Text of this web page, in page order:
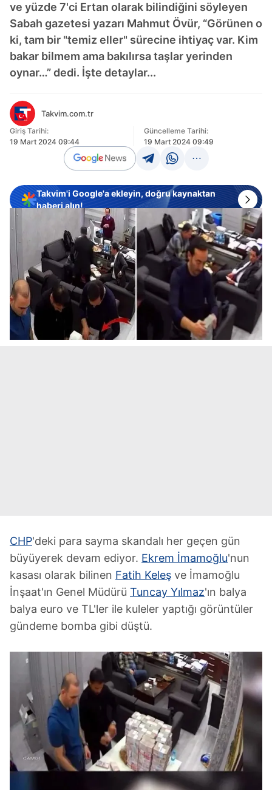
ve yüzde 7'ci Ertan olarak bilindiğini söyleyen
Sabah gazetesi yazarı Mahmut Övür, “Görünen o
ki, tam bir "temiz eller" sürecine ihtiyaç var. Kim
bakar bilmem ama bakılırsa taşlar yerinden
oynar…” dedi. İşte detaylar...
Takvim.com.tr
Giriş Tarihi:
19 Mart 2024 09:44
Güncelleme Tarihi:
19 Mart 2024 09:49
Takvim'i Google'a ekleyin, doğru kaynaktan
haberi alın!
CHP'deki para sayma skandalı her geçen gün
büyüyerek devam ediyor. Ekrem İmamoğlu'nun
kasası olarak bilinen Fatih Keleş ve İmamoğlu
İnşaat'ın Genel Müdürü Tuncay Yılmaz'ın balya
balya euro ve TL'ler ile kuleler yaptığı görüntüler
gündeme bomba gibi düştü.